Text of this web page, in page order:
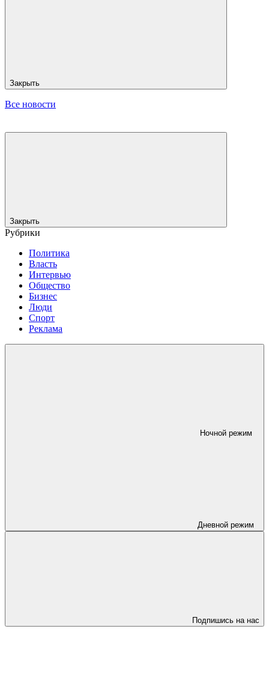
Закрыть
Все новости
Закрыть
Рубрики
Политика
Власть
Интервью
Общество
Бизнес
Люди
Спорт
Реклама
Ночной режим
Дневной режим
Подпишись на нас